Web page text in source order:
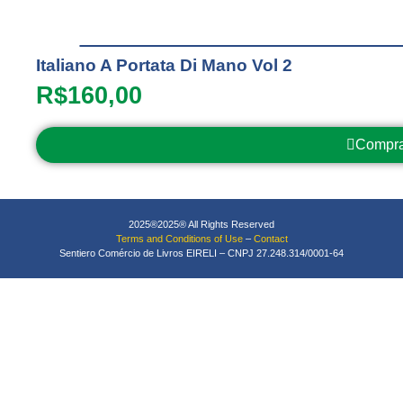
Italiano A Portata Di Mano Vol 2
R$160,00
2025®2025® All Rights Reserved
Terms and Conditions of Use– Contact
Sentiero Comércio de Livros EIRELI – CNPJ 27.248.314/0001-64